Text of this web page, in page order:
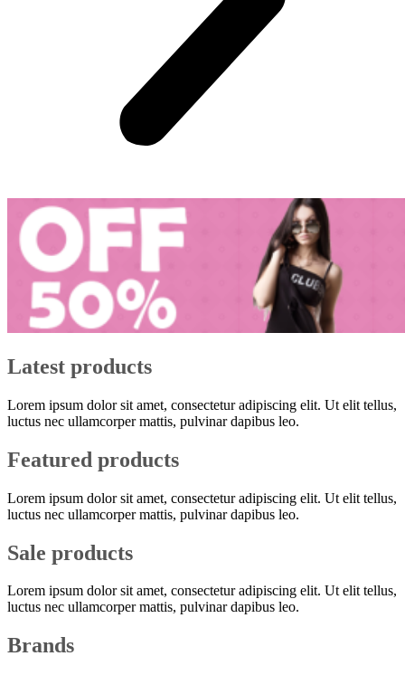
Latest products
Lorem ipsum dolor sit amet, consectetur adipiscing elit. Ut elit tellus,
luctus nec ullamcorper mattis, pulvinar dapibus leo.
Featured products
Lorem ipsum dolor sit amet, consectetur adipiscing elit. Ut elit tellus,
luctus nec ullamcorper mattis, pulvinar dapibus leo.
Sale products
Lorem ipsum dolor sit amet, consectetur adipiscing elit. Ut elit tellus,
luctus nec ullamcorper mattis, pulvinar dapibus leo.
Brands